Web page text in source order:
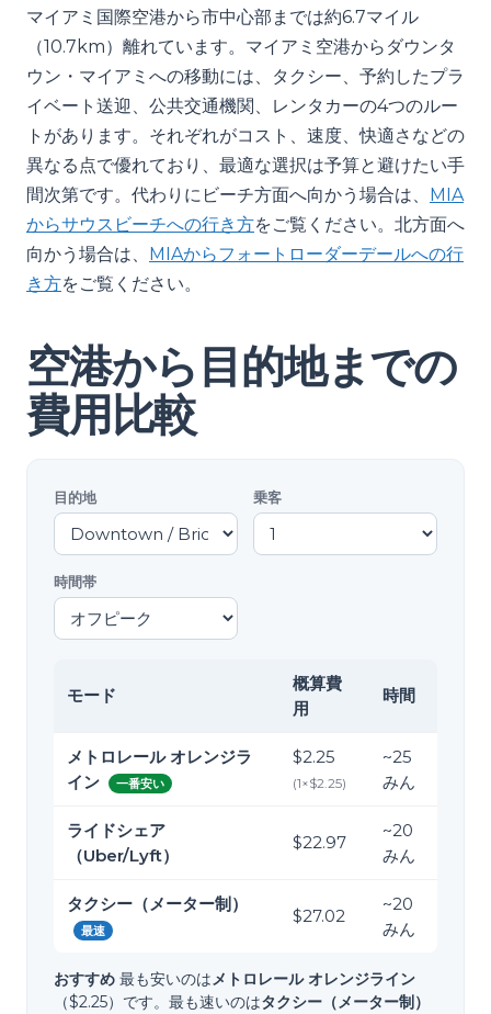
マイアミ国際空港から市中心部までは約6.7マイル
（10.7km）離れています。マイアミ空港からダウンタ
ウン・マイアミへの移動には、タクシー、予約したプラ
イベート送迎、公共交通機関、レンタカーの4つのルー
トがあります。それぞれがコスト、速度、快適さなどの
異なる点で優れており、最適な選択は予算と避けたい手
間次第です。代わりにビーチ方面へ向かう場合は、 MIA
からサウスビーチへの行き方をご覧ください。北方面へ
向かう場合は、 MIAからフォートローダーデールへの行
き方をご覧ください。
空港から目的地までの
費用比較
目的地 乗客
時間帯
モード
概算費
用
時間
メトロレール オレンジラ
イン
一番安い
$2.25
(1×$2.25)
~25
みん
ライドシェア
（Uber/Lyft）
$22.97
~20
みん
タクシー（メーター制）
最速
$27.02
~20
みん
おすすめ 最も安いのはメトロレール オレンジライン
（$2.25）です。最も速いのはタクシー（メーター制）